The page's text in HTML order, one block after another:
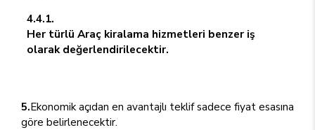
4.4.1.
Her türlü Araç kiralama hizmetleri benzer iş
olarak değerlendirilecektir.
5.Ekonomik açıdan en avantajlı teklif sadece fiyat esasına
göre belirlenecektir.